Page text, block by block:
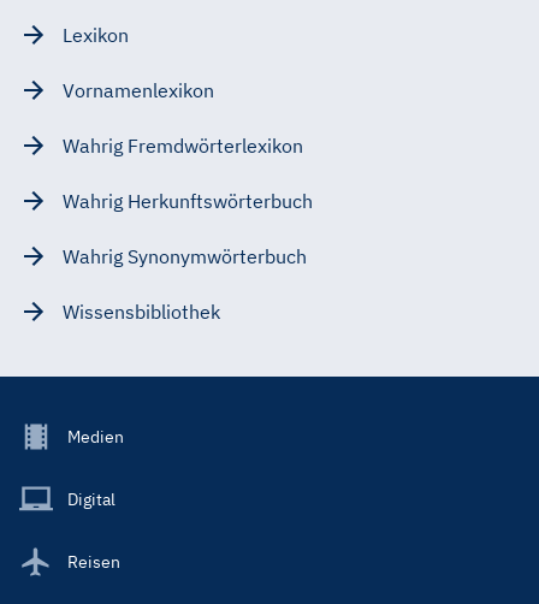
Lexikon
Vornamenlexikon
Wahrig Fremdwörterlexikon
Wahrig Herkunftswörterbuch
Wahrig Synonymwörterbuch
Wissensbibliothek
Footer
Main
Medien
Digital
Reisen